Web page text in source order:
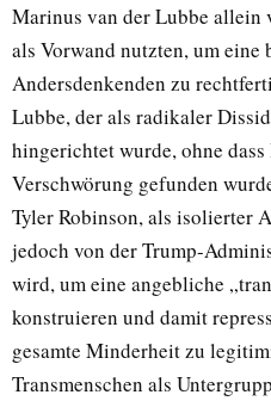
Marinus van der Lubbe allein
als Vorwand nutzten, um
Andersdenkenden zu
Lubbe, der als radikaler
hingerichtet wurde, ohne
Verschwörung gefunden
Tyler Robinson, als isolierter
jedoch von der Trump-
wird, um eine angebliche
konstruieren und damit
gesamte Minderheit zu
Transmenschen als